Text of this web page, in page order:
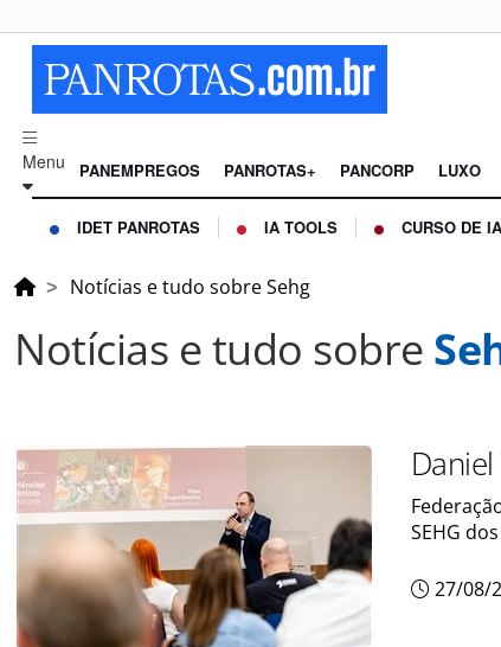
Menu PANEMPREGOS PANROTAS+ PANCORP LUXO
IDET PANROTAS IA TOOLS CURSO DE IA
Notícias e tudo sobre Sehg
Notícias e tudo sobre
SEHG
27/08/